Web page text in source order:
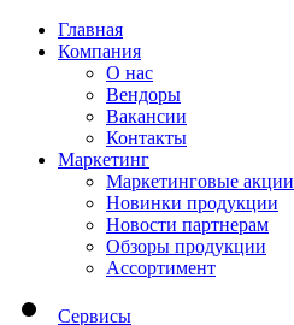
Главная
Компания
О нас
Вендоры
Вакансии
Контакты
Маркетинг
Маркетинговые акции
Новинки продукции
Новости партнерам
Обзоры продукции
Ассортимент
Сервисы